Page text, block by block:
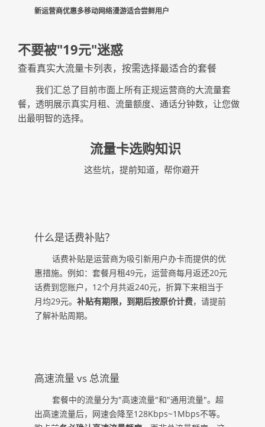
新运营商优惠多移动网络漫游适合尝鲜用户
不要被"19元"迷惑
查看真实大流量卡列表，按需选择最适合的套餐
我们汇总了目前市面上所有正规运营商的大流量套
餐，透明展示真实月租、流量额度、通话分钟数，让您做
出最明智的选择。
流量卡选购知识
这些坑，提前知道，帮你避开
什么是话费补贴？
话费补贴是运营商为吸引新用户办卡而提供的优
惠措施。例如：套餐月租49元，运营商每月返还20元
话费到您账户，12个月共返240元，折算下来相当于
月均29元。 补贴有期限，到期后按原价计费，请提前
了解补贴周期。
高速流量 vs 总流量
套餐中的流量分为"高速流量"和"通用流量"。超
出高速流量后，网速会降至128Kbps~1Mbps不等。